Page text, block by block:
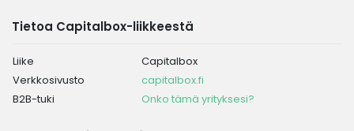
Tietoa Capitalbox-liikkeestä
Liike
Capitalbox
Verkkosivusto
capitalbox.fi
B2B-tuki
Onko tämä yrityksesi?